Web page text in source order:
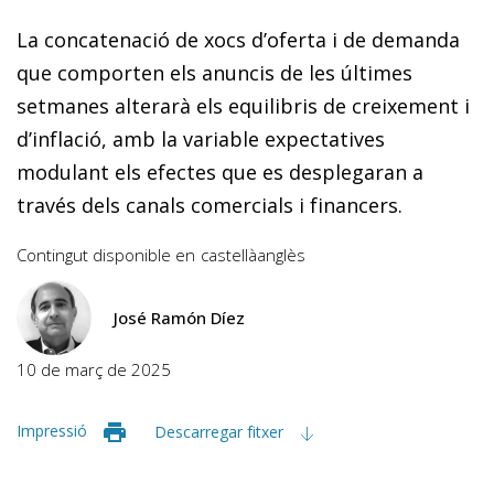
La concatenació de xocs d’oferta i de demanda
que comporten els anuncis de les últimes
setmanes alterarà els equilibris de creixement i
d’inflació, amb la variable expectatives
modulant els efectes que es desplegaran a
través dels canals comercials i financers.
Contingut disponible en castellàanglès
José Ramón Díez
10 de març de 2025
Impressió Descarregar fitxer